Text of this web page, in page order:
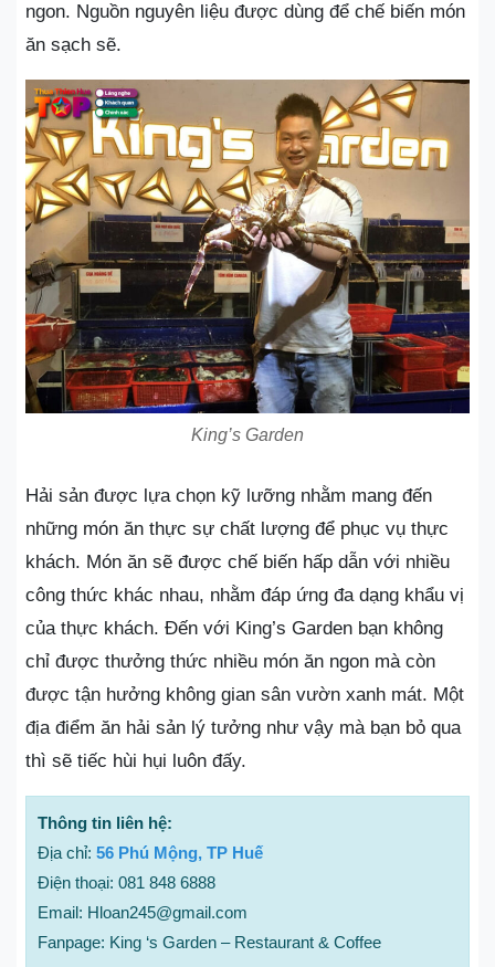
ngon. Nguồn nguyên liệu được dùng để chế biến món
ăn sạch sẽ.
King’s Garden
Hải sản được lựa chọn kỹ lưỡng nhằm mang đến
những món ăn thực sự chất lượng để phục vụ thực
khách. Món ăn sẽ được chế biến hấp dẫn với nhiều
công thức khác nhau, nhằm đáp ứng đa dạng khẩu vị
của thực khách. Đến với King’s Garden bạn không
chỉ được thưởng thức nhiều món ăn ngon mà còn
được tận hưởng không gian sân vườn xanh mát. Một
địa điểm ăn hải sản lý tưởng như vậy mà bạn bỏ qua
thì sẽ tiếc hùi hụi luôn đấy.
Thông tin liên hệ:
Địa chỉ: 56 Phú Mộng, TP Huế
Điện thoại: 081 848 6888
Email: Hloan245@gmail.com
Fanpage: King ‘s Garden – Restaurant & Coffee